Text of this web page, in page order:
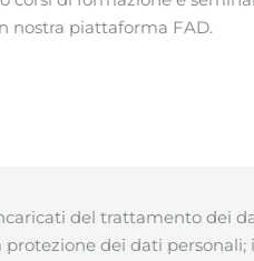
nostra piattaforma FAD.
del trattamento dei
dei dati personali;